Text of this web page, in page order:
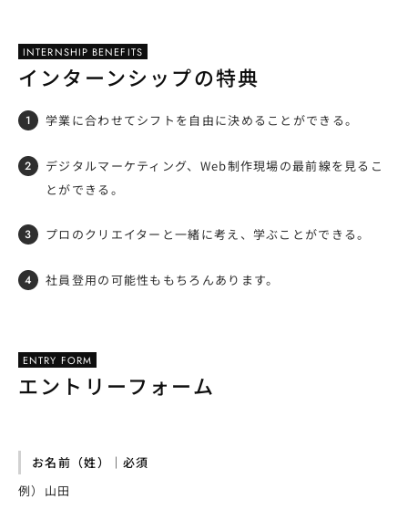
INTERNSHIP BENEFITS
インターンシップの特典
学業に合わせてシフトを自由に決めることができる。
デジタルマーケティング、Web制作現場の最前線を見るこ
とができる。
プロのクリエイターと一緒に考え、学ぶことができる。
社員登用の可能性ももちろんあります。
ENTRY FORM
エントリーフォーム
お名前（姓）｜必須
例）山田